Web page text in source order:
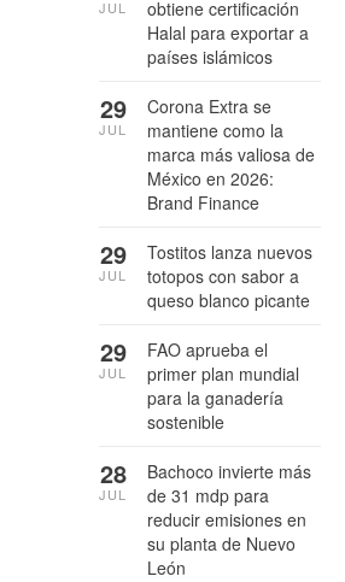
obtiene certificación
Halal para exportar a
países islámicos
JUL
Corona Extra se
mantiene como la
marca más valiosa de
México en 2026:
Brand Finance
29
JUL
Tostitos lanza nuevos
totopos con sabor a
queso blanco picante
29
JUL
FAO aprueba el
primer plan mundial
para la ganadería
sostenible
29
JUL
Bachoco invierte más
de 31 mdp para
reducir emisiones en
su planta de Nuevo
León
28
JUL